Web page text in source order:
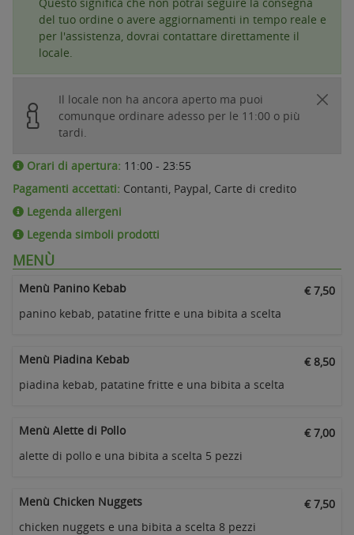
del tuo ordine o avere aggiornamenti in tempo reale e
per l'assistenza, dovrai contattare direttamente il
locale.
Il locale non ha ancora aperto ma puoi
comunque ordinare adesso per le 11:00 o più
tardi.
Orari di apertura: 11:00 - 23:55
Pagamenti accettati: Contanti, Paypal, Carte di credito
Legenda allergeni
Legenda simboli prodotti
MENÙ
Menù Panino Kebab
€ 7,50
panino kebab, patatine fritte e una bibita a scelta
Menù Piadina Kebab
€ 8,50
piadina kebab, patatine fritte e una bibita a scelta
Menù Alette di Pollo
€ 7,00
alette di pollo e una bibita a scelta 5 pezzi
Menù Chicken Nuggets
€ 7,50
chicken nuggets e una bibita a scelta 8 pezzi